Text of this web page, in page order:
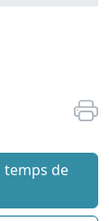
temps de